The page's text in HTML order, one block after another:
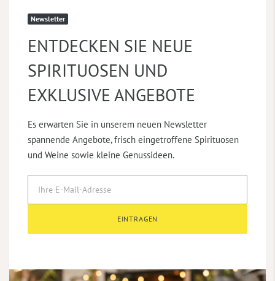
Newsletter
ENTDECKEN SIE NEUE
SPIRITUOSEN UND
EXKLUSIVE ANGEBOTE
Es erwarten Sie in unserem neuen Newsletter
spannende Angebote, frisch eingetroffene Spirituosen
und Weine sowie kleine Genussideen.
EINTRAGEN